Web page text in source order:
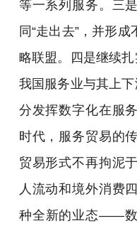
等一系列服务。三
同“走出去”，并形
略联盟。四是继续
我国服务业与其上
分发挥数字化在服
时代，服务贸易的
贸易形式不再拘泥
人流动和境外消费
种全新的业态——数